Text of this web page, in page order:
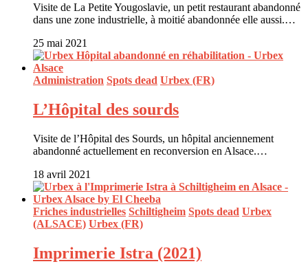
Visite de La Petite Yougoslavie, un petit restaurant abandonné
dans une zone industrielle, à moitié abandonnée elle aussi.…
25 mai 2021
Administration Spots dead Urbex (FR)
L’Hôpital des sourds
Visite de l’Hôpital des Sourds, un hôpital anciennement
abandonné actuellement en reconversion en Alsace.…
18 avril 2021
Friches industrielles Schiltigheim Spots dead Urbex
(ALSACE) Urbex (FR)
Imprimerie Istra (2021)